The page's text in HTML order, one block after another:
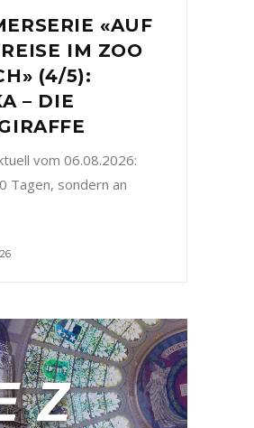
«AUF
IM ZOO
(4/5):
– DIE
vom 06.08.2026:
Tagen, sondern an